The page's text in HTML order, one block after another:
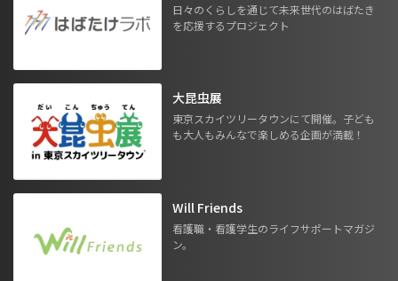
日々のくらしを通じて未来世代のはばたき
を応援するプロジェクト
大昆虫展
東京スカイツリータウンにて開催。子ども
も大人もみんなで楽しめる企画が満載！
Will Friends
看護職・看護学生のライフサポートマガジ
ン。